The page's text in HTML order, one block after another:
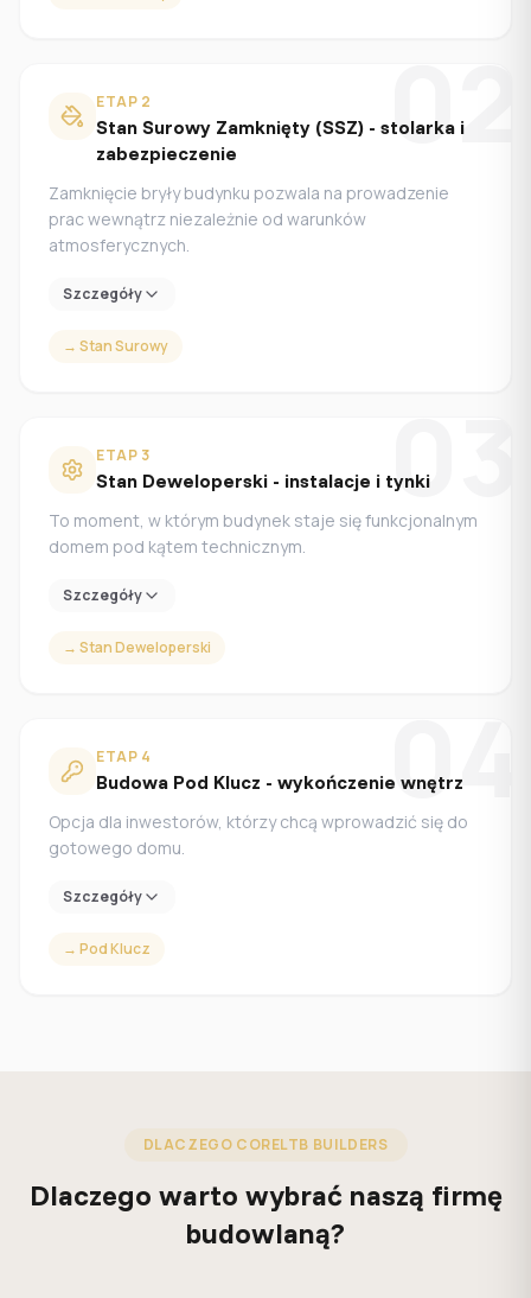
02
ETAP 2
Stan Surowy Zamknięty (SSZ) - stolarka i
zabezpieczenie
Zamknięcie bryły budynku pozwala na prowadzenie
prac wewnątrz niezależnie od warunków
atmosferycznych.
Szczegóły
→ Stan Surowy
03
ETAP 3
Stan Deweloperski - instalacje i tynki
To moment, w którym budynek staje się funkcjonalnym
domem pod kątem technicznym.
Szczegóły
→ Stan Deweloperski
04
ETAP 4
Budowa Pod Klucz - wykończenie wnętrz
Opcja dla inwestorów, którzy chcą wprowadzić się do
gotowego domu.
Szczegóły
→ Pod Klucz
DLACZEGO CORELTB BUILDERS
Dlaczego warto wybrać naszą firmę
budowlaną?